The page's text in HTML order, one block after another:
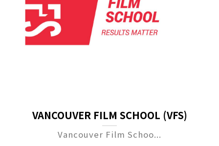
VANCOUVER FILM SCHOOL (VFS)
Vancouver Film Schoo...